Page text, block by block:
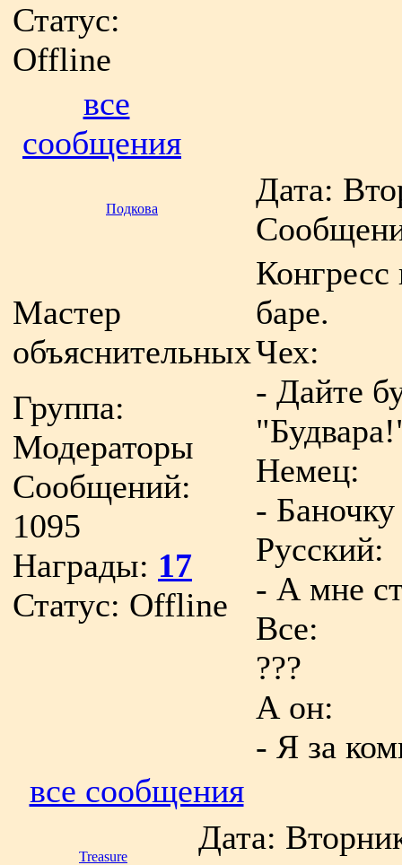
Статус:
Offline
все
сообщения
Подкова
Дата:
Мастер
объяснительных
Группа:
Модераторы
Сообщений:
1095
Награды: 17
Статус: Offline
баре.
Чех:
- Дайте
Немец:
-
Русский:
- А мне
Все:
???
А он:
- Я за
все сообщения
Treasure
Дата: